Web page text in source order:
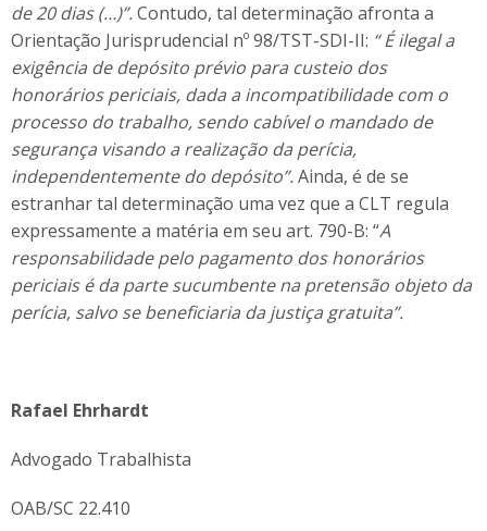
de 20 dias (…)”.Contudo, tal determinação afronta a
Orientação Jurisprudencial nº 98/TST-SDI-II: “ É ilegal a
exigência de depósito prévio para custeio dos
honorários periciais, dada a incompatibilidade com o
processo do trabalho, sendo cabível o mandado de
segurança visando a realização da perícia,
independentemente do depósito”.Ainda, é de se
estranhar tal determinação uma vez que a CLT regula
expressamente a matéria em seu art. 790-B: “A
responsabilidade pelo pagamento dos honorários
periciais é da parte sucumbente na pretensão objeto da
perícia, salvo se beneficiaria da justiça gratuita”.
Rafael Ehrhardt
Advogado Trabalhista
OAB/SC 22.410